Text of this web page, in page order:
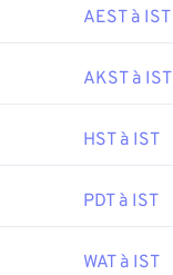
AEST à IST
AKST à IST
HST à IST
PDT à IST
WAT à IST